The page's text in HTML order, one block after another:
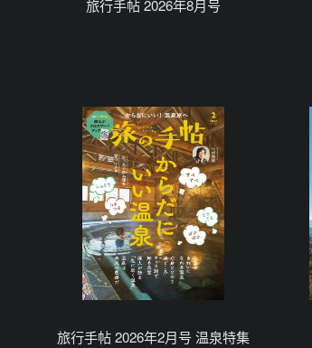
旅行手帖 2026年8月号
旅行手帖 2026年2月号 温泉特集